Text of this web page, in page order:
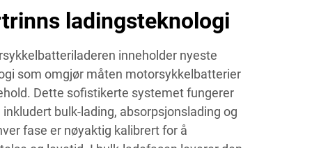
ladingsteknologi
inneholder nyeste
som omgjør måten motorsykkelbatterier
Dette sofistikerte systemet fungerer
bulk-lading, absorpsjonslading og
fase er nøyaktig kalibrert for å